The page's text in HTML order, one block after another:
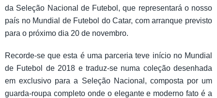
da Seleção Nacional de Futebol, que representará o nosso
país no Mundial de Futebol do Catar, com arranque previsto
para o próximo dia 20 de novembro.
Recorde-se que esta é uma parceria teve início no Mundial
de Futebol de 2018 e traduz-se numa coleção desenhada
em exclusivo para a Seleção Nacional, composta por um
guarda-roupa completo onde o elegante e moderno fato é a